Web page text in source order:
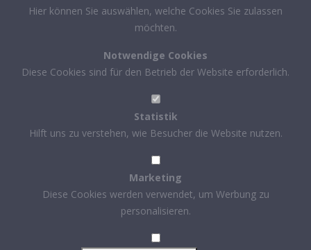
Hier können Sie auswählen, welche Cookies Sie zulassen
möchten.
Notwendige Cookies
Diese Cookies sind für den Betrieb der Website erforderlich.
Statistik
Hilft uns zu verstehen, wie Besucher die Website nutzen.
Marketing
Diese Cookies werden verwendet, um Werbung zu
personalisieren.